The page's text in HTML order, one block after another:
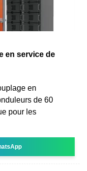
en service de
en
de 60
pour les